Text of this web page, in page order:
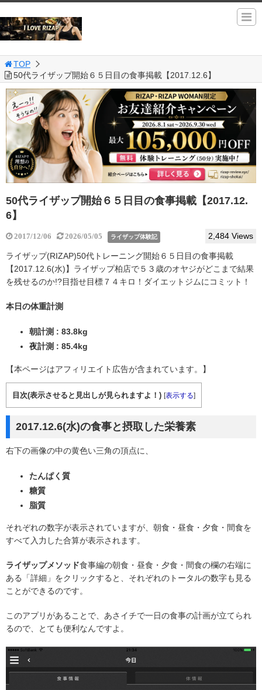
TOP
50代ライザップ開始６５日目の食事掲載【2017.12.6】
50代ライザップ開始６５日目の食事掲載【2017.12.
6】
2017/12/06 2026/05/05 ライザップ体験記 2,484 Views
ライザップ(RIZAP)50代トレーニング開始６５日目の食事掲載
【2017.12.6(水)】ライザップ柏店で５３歳のオヤジがどこまで結果
を残せるのか!?目指せ目標７４キロ！ダイエットジムにコミット！
本日の体重計測
朝計測 : 83.8kg
夜計測 : 85.4kg
【本ページはアフィリエイト広告が含まれています。】
目次(表示させると見出しが見られますよ！) [表示する]
2017.12.6(水)の食事と摂取した栄養素
右下の画像の中の黄色い三角の頂点に、
たんぱく質
糖質
脂質
それぞれの数字が表示されていますが、朝食・昼食・夕食・間食を
すべて入力した合算が表示されます。
ライザップメソッド食事編の朝食・昼食・夕食・間食の欄の右端に
ある「詳細」をクリックすると、それぞれのトータルの数字も見る
ことができるのです。
このアプリがあることで、あさイチで一日の食事の計画が立てられ
るので、とても便利なんですよ。